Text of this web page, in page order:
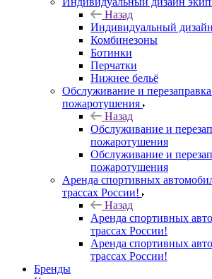
Назад
Индивидуальный
Комбинезоны
Ботинки
Перчатки
Нижнее бельё
Обслуживание и
пожаротушения
Назад
Обслуживание и
пожаротушения
Обслуживание и
пожаротушения
Аренда спортивных
трассах России!
Назад
Аренда спортивных
трассах России!
Аренда спортивных
трассах России!
Бренды